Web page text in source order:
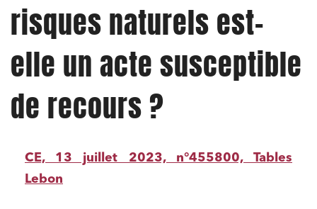
risques naturels est-
elle un acte susceptible
de recours ?
CE, 13 juillet 2023, n°455800, Tables
Lebon